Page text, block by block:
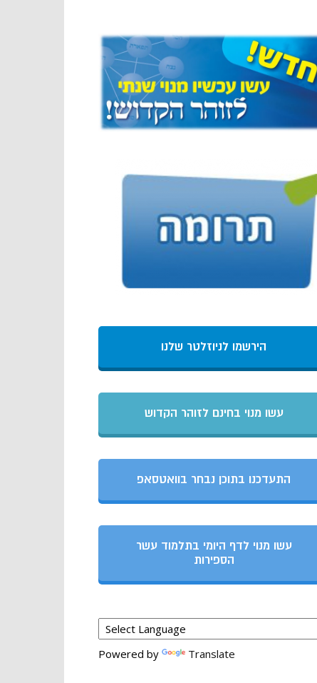
הירשמו לניוזלטר שלנו
עשו מנוי בחינם לזוהר הקדוש
התעדכנו בתוכן נבחר בוואטסאפ
עשו מנוי לדף היומי בתלמוד עשר
הספירות
Powered by Translate